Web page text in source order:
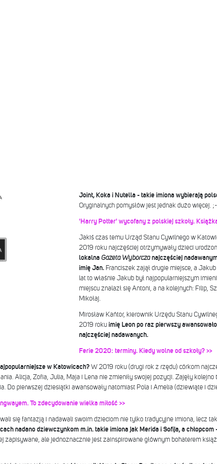
Joint, Koka i Nutella - takie imiona wybierają
Oryginalnych pomysłów jest jednak dużo więcej.
'Harry Potter' wycofany z polskiej szkoły.
Jakiś czas temu Urząd Stanu Cywilnego w
2019 roku najczęściej otrzymywały dzieci
lokalna Gazeta Wyborczanajczęściej
imię Jan. Franciszek zajął drugie miejsce, a
lat to właśnie Jakub był najpopularniejszym
miejscu znalazł się Antoni, a na kolejnych: Filip,
Mikołaj.
Mirosław Kańtor, kierownik Urzędu Stanu
2019 roku imię Leon po raz pierwszy
najczęściej nadawanych.
Ferie 2020: terminy. Kiedy wolne od szkoły? >>
w Katowicach?W 2019 roku (drugi rok z rzędu) córkom
Alicja, Zofia, Julia, Maja i Lena nie zmieniły swojej pozycji. Zajęły
Do pierwszej dziesiątki awansowały natomiast Pola i Amelia (dziewiąte i
To zdecydowanie wielka miłość >>
się fantazją i nadawali swoim dzieciom nie tylko tradycyjne imiona, lecz
nadano dziewczynkom m.in. takie imiona jak Merida i Sofija, a
zapisywane, ale jednoznacznie jest zainspirowane głównym bohaterem